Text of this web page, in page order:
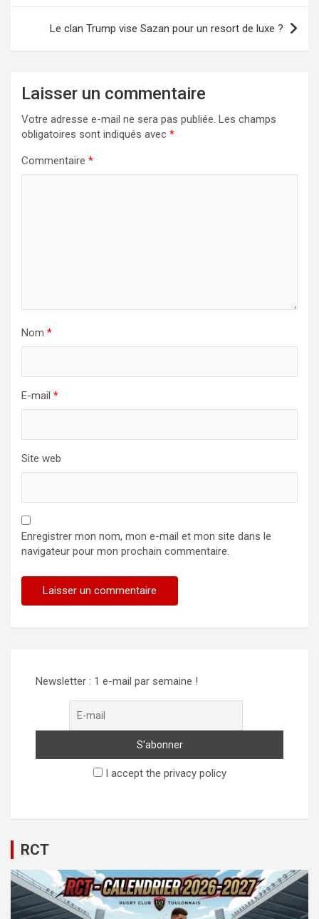
Le clan Trump vise Sazan pour un resort de luxe ?
Laisser un commentaire
Votre adresse e-mail ne sera pas publiée. Les champs
obligatoires sont indiqués avec *
Commentaire *
Nom *
E-mail *
Site web
Enregistrer mon nom, mon e-mail et mon site dans le
navigateur pour mon prochain commentaire.
Newsletter : 1 e-mail par semaine !
I accept the privacy policy
RCT